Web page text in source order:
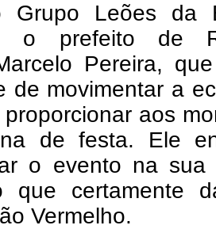
Grupo Leões da
o prefeito de
Pereira,
de movimentar a
aos
de festa. Ele
o evento na sua
que certamente
Vermelho.